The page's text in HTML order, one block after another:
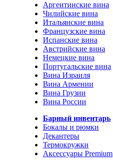
Аргентинские вина
Чилийские вина
Итальянские вина
Французские вина
Испанские вина
Австрийские вина
Немецкие вина
Португальские вина
Вина Израиля
Вина Армении
Вина Грузии
Вина России
Барный инвентарь
Бокалы и рюмки
Декантеры
Термокружки
Аксессуары Premium